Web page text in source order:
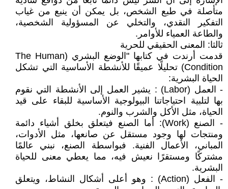
متأصلة في طبع الشخص، بل يمكن أن ينبع من غياب
التفكير النقدي، والتخلي عن المسؤولية الشخصية،
والطاعة العمياء للأوامر.
ثالثا: المعنى الحقيقي للحرية
قدمت أرندت في كتابها "الوضع البشري (The Human
Condition) تحليلًا عميقًا للأنشطة الأساسية التي تشكل
الحياة البشرية:
- العمل (Labor) : يشير العمل إلى الأنشطة التي نقوم
بها لتلبية احتياجاتنا البيولوجية الأساسية للبقاء على قيد
الحياة، مثل الأكل والشرب والنوم.
- الصنع (Work): أما الصنع فيتعلق بخلق أشياء دائمة
ومنتجات لها وجود مستقل عن صانعها، مثل الأدوات،
المباني، الأعمال الفنية. فبواسطة الصنع، نبني عالمًا
مشتركًا ومستقرًا نعيش فيه، مما يعطي معنى للحياة
البشرية.
- الفعل (Action) : وهو أعلى أشكال النشاط، ويتعلق